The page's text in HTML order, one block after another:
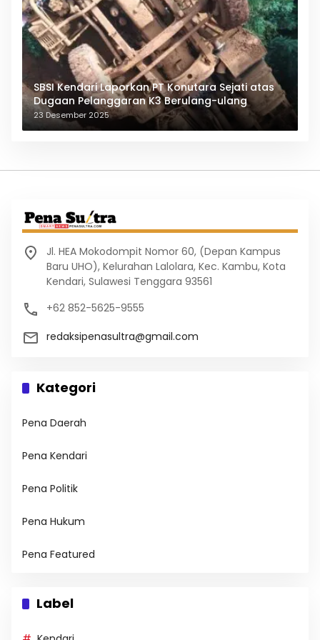
SBSI Kendari Laporkan PT Konutara Sejati atas
Dugaan Pelanggaran K3 Berulang-ulang
23 Desember 2025
Jl. HEA Mokodompit Nomor 60, (Depan Kampus
Baru UHO), Kelurahan Lalolara, Kec. Kambu, Kota
Kendari, Sulawesi Tenggara 93561
+62 852-5625-9555
redaksipenasultra@gmail.com
Kategori
Pena Daerah
Pena Kendari
Pena Politik
Pena Hukum
Pena Featured
Label